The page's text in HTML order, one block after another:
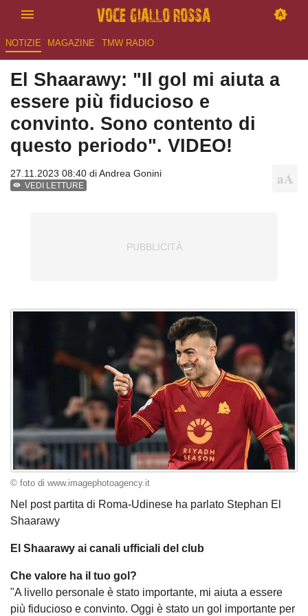
NOTIZIE MAGAZINE TMW RADIO
El Shaarawy: "Il gol mi aiuta a
essere più fiducioso e
convinto. Sono contento di
questo periodo". VIDEO!
27.11.2023 08:40 diAndrea Gonini
VEDI LETTURE
© foto di www.imagephotoagency.it
Nel post partita di Roma-Udinese ha parlato Stephan El
Shaarawy
El Shaarawy ai canali ufficiali del club
Che valore ha il tuo gol?
"A livello personale è stato importante, mi aiuta a essere
più fiducioso e convinto. Oggi è stato un gol importante per